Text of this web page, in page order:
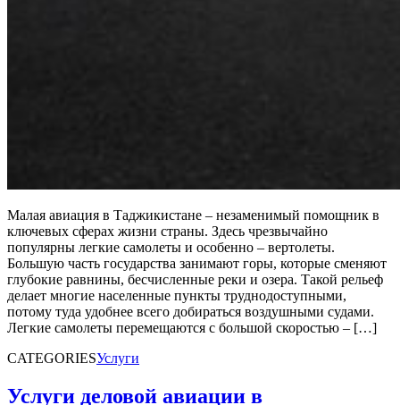
Малая авиация в Таджикистане – незаменимый помощник в
ключевых сферах жизни страны. Здесь чрезвычайно
популярны легкие самолеты и особенно – вертолеты.
Большую часть государства занимают горы, которые сменяют
глубокие равнины, бесчисленные реки и озера. Такой рельеф
делает многие населенные пункты труднодоступными,
потому туда удобнее всего добираться воздушными судами.
Легкие самолеты перемещаются с большой скоростью – […]
CATEGORIESУслуги
Услуги деловой авиации в